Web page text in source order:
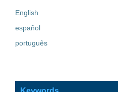
English
español
português